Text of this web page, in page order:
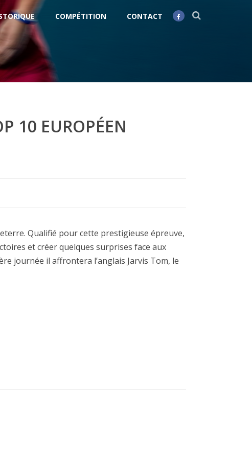
COMPÉTITION CONTACT
10 EUROPÉEN
Qualifié pour cette prestigieuse épreuve,
et créer quelques surprises face aux
journée il affrontera l’anglais Jarvis Tom, le